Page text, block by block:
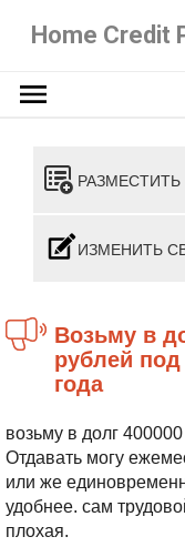
Home Credit
ИЗМЕНИТЬ
Возьму в долг в ЭлектроСтали 400000
рублей
года
возьму в долг
Отдавать могу
или же
удобнее. сам
плохая.